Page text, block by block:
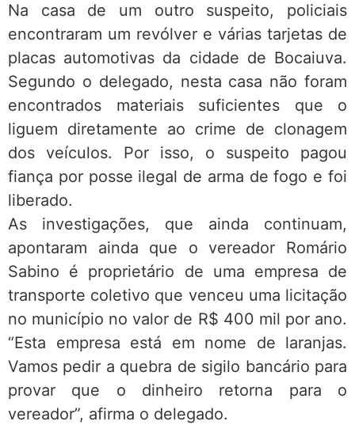
Na casa de um outro suspeito, policiais
encontraram um revólver e várias tarjetas de
placas automotivas da cidade de Bocaiuva.
Segundo o delegado, nesta casa não foram
encontrados materiais suficientes que o
liguem diretamente ao crime de clonagem
dos veículos. Por isso, o suspeito pagou
fiança por posse ilegal de arma de fogo e foi
liberado.
As investigações, que ainda continuam,
apontaram ainda que o vereador Romário
Sabino é proprietário de uma empresa de
transporte coletivo que venceu uma licitação
no município no valor de R$ 400 mil por ano.
“Esta empresa está em nome de laranjas.
Vamos pedir a quebra de sigilo bancário para
provar que o dinheiro retorna para o
vereador”, afirma o delegado.